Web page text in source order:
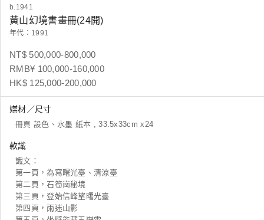
b.1941
黃山幻境書畫冊(24開)
年代：1991
NT$ 500,000-800,000
RMB¥ 100,000-160,000
HK$ 125,000-200,000
媒材／尺寸
冊頁 設色、水墨 紙本 , 33.5x33cm x24
款識
識文：
第一頁，為寫曙光臺、清涼臺
第二頁，石筍崗秘境
第三頁，登始信峰望曙光臺
第四頁，雨迷山影